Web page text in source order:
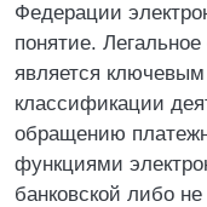
Федерации
понятие.
является
классификации
обращению
функциями
банковской либо